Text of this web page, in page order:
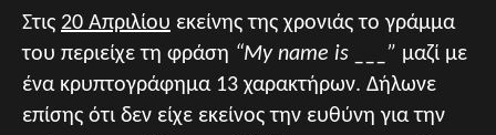
Στις 20 Απριλίου εκείνης της χρονιάς το γράμμα
του περιείχε τη φράση “My name is ___” μαζί με
ένα κρυπτογράφημα 13 χαρακτήρων. Δήλωνε
επίσης ότι δεν είχε εκείνος την ευθύνη για την